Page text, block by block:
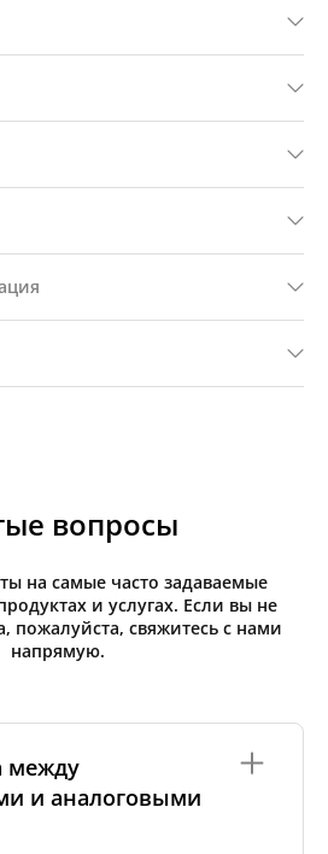
вопросы
на самые часто задаваемые
и услугах. Если вы не
пожалуйста, свяжитесь с нами
напрямую.
между
и аналоговыми